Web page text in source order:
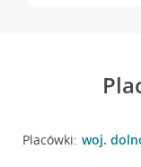
Placówki: woj.